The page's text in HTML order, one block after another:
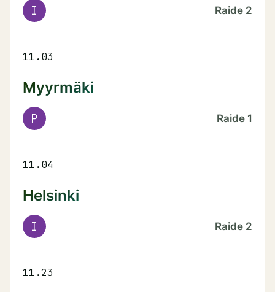
I Raide 2
11.03
Myyrmäki
P Raide 1
11.04
Helsinki
I Raide 2
11.23